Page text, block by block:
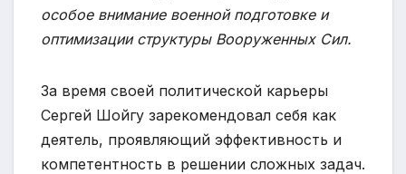
особое внимание военной подготовке и
оптимизации структуры Вооруженных Сил.
За время своей политической карьеры
Сергей Шойгу зарекомендовал себя как
деятель, проявляющий эффективность и
компетентность в решении сложных задач.